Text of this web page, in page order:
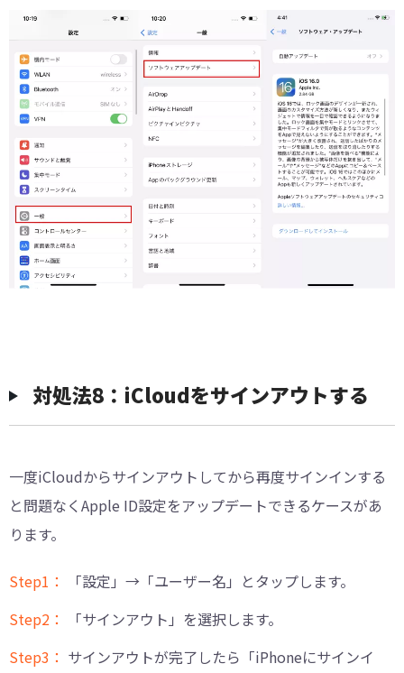
対処法8：iCloudをサインアウトする
一度iCloudからサインアウトしてから再度サインインする
と問題なくApple ID設定をアップデートできるケースがあ
ります。
Step1：
「設定」→「ユーザー名」とタップします。
Step2：
「サインアウト」を選択します。
Step3： サインアウトが完了したら「iPhoneにサインイ